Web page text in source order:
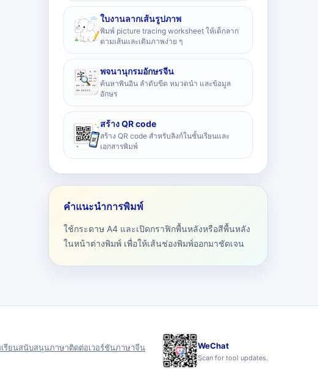
ใบงานลากเส้นรูปภาพ
พิมพ์ picture tracing worksheet ให้เด็กลาก
ตามเส้นและเติมภาพง่าย ๆ
พจนานุกรมอักษรจีน
ค้นหาพินอิน ลำดับขีด หมวดนำ และข้อมูล
อักษร
สร้าง QR code
สร้าง QR code สำหรับลิงก์ในชั้นเรียนและ
เอกสารพิมพ์
คำแนะนำการพิมพ์
ใช้กระดาษ A4 และเปิดกราฟิกพื้นหลังหรือสีพื้นหลัง
ในหน้าต่างพิมพ์ เพื่อให้เส้นช่องพิมพ์ออกมาชัดเจน
รียนสนับสนุนภาษาติดต่อเวอร์ชันภาษาจีน WeChat
Scan for tool updates.